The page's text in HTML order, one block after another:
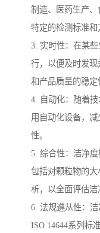
制造、医药生产
特定的检测标准和
3. 实时性：在某
行，以便及时发
和产品质量的稳定
4. 自动化：随着
用自动化设备，
性。
5. 综合性：洁净
包括对颗粒物的
析，以全面评估洁
6. 法规遵从性：
ISO 14644系列标